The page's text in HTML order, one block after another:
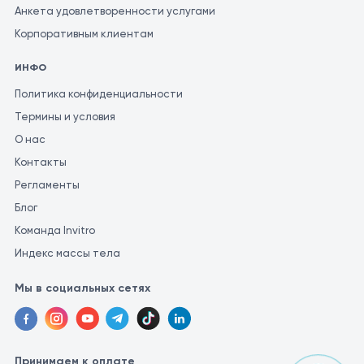
Анкета удовлетворенности услугами
Корпоративным клиентам
ИНФО
Политика конфиденциальности
Термины и условия
О нас
Контакты
Регламенты
Блог
Команда Invitro
Индекс массы тела
Мы в социальных сетях